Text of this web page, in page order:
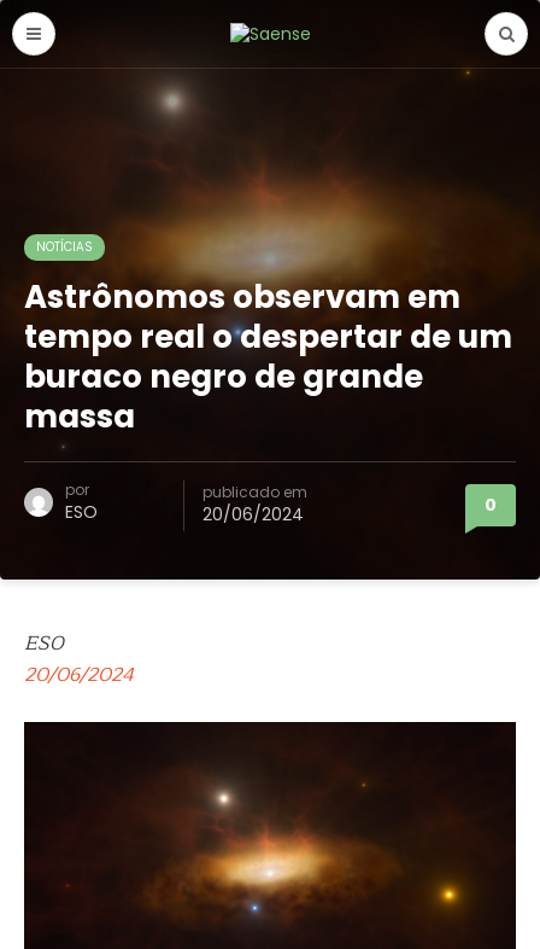
NOTÍCIAS
Astrônomos observam em
tempo real o despertar de um
buraco negro de grande
massa
por
ESO
publicado em
20/06/2024 0
ESO
20/06/2024